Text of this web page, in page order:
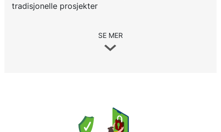
tradisjonelle prosjekter
SE MER